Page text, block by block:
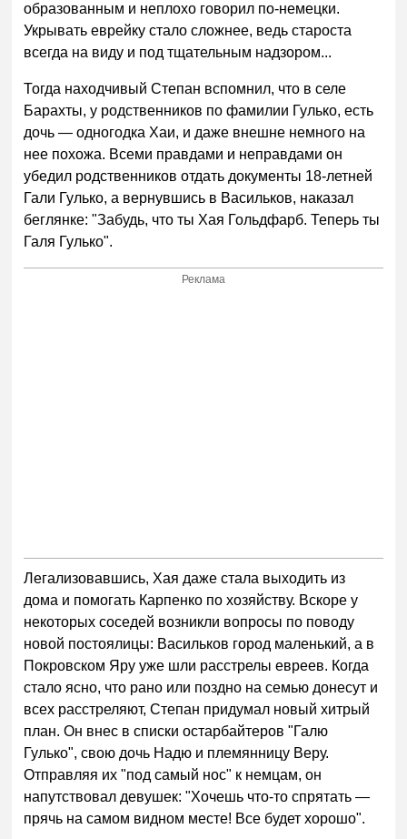
образованным и неплохо говорил по-немецки.
Укрывать еврейку стало сложнее, ведь староста
всегда на виду и под тщательным надзором...
Тогда находчивый Степан вспомнил, что в селе
Барахты, у родственников по фамилии Гулько, есть
дочь — одногодка Хаи, и даже внешне немного на
нее похожа. Всеми правдами и неправдами он
убедил родственников отдать документы 18-летней
Гали Гулько, а вернувшись в Васильков, наказал
беглянке: "Забудь, что ты Хая Гольдфарб. Теперь ты
Галя Гулько".
Реклама
Легализовавшись, Хая даже стала выходить из
дома и помогать Карпенко по хозяйству. Вскоре у
некоторых соседей возникли вопросы по поводу
новой постоялицы: Васильков город маленький, а в
Покровском Яру уже шли расстрелы евреев. Когда
стало ясно, что рано или поздно на семью донесут и
всех расстреляют, Степан придумал новый хитрый
план. Он внес в списки остарбайтеров "Галю
Гулько", свою дочь Надю и племянницу Веру.
Отправляя их "под самый нос" к немцам, он
напутствовал девушек: "Хочешь что-то спрятать —
прячь на самом видном месте! Все будет хорошо".